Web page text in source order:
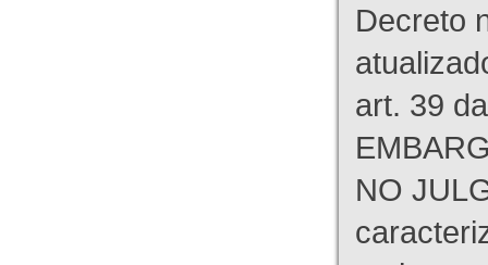
Decreto
art. 39
NO